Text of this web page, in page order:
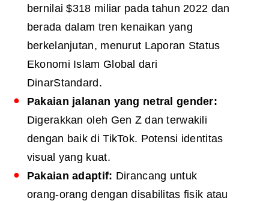
bernilai $318 miliar pada tahun 2022 dan
berada dalam tren kenaikan yang
berkelanjutan, menurut Laporan Status
Ekonomi Islam Global dari
DinarStandard.
Pakaian jalanan yang netral gender:
Digerakkan oleh Gen Z dan terwakili
dengan baik di TikTok. Potensi identitas
visual yang kuat.
Pakaian adaptif: Dirancang untuk
orang-orang dengan disabilitas fisik atau